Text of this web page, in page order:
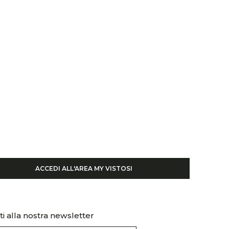
ACCEDI ALL'AREA MY VISTOSI
alla nostra newsletter